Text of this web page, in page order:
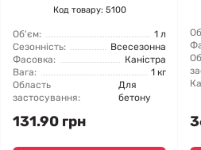
Код товару: 5100
Об'єм:
1 л
Сезонність:
Всесезонна
Фасовка:
Каністра
Вага:
1 кг
Область
застосування:
Для
бетону
131.90 грн